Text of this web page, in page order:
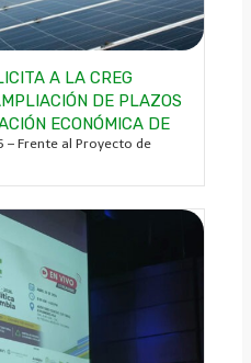
A LA CREG
DE PLAZOS
ECONÓMICA DE
– Frente al Proyecto de